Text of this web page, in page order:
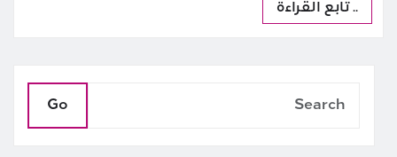
.. تابع القراءة
Go